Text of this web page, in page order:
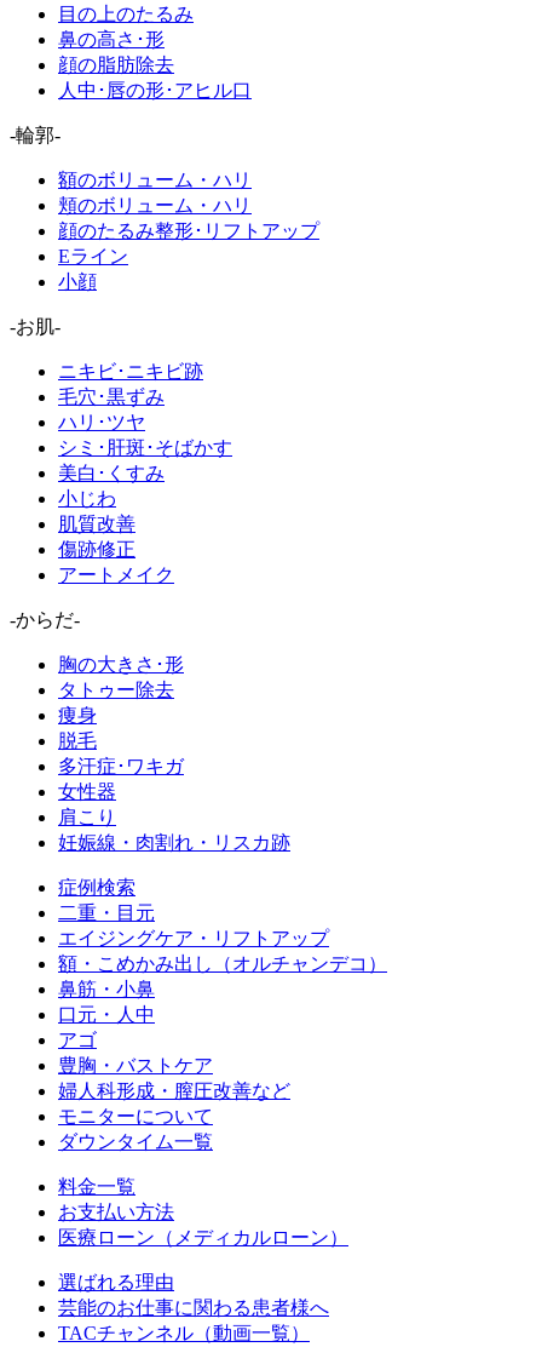
目の上のたるみ
鼻の高さ･形
顔の脂肪除去
人中･唇の形･アヒル口
-輪郭-
額のボリューム・ハリ
頬のボリューム・ハリ
顔のたるみ整形･リフトアップ
Eライン
小顔
-お肌-
ニキビ･ニキビ跡
毛穴･黒ずみ
ハリ･ツヤ
シミ･肝斑･そばかす
美白･くすみ
小じわ
肌質改善
傷跡修正
アートメイク
-からだ-
胸の大きさ･形
タトゥー除去
痩身
脱毛
多汗症･ワキガ
女性器
肩こり
妊娠線・肉割れ・リスカ跡
症例検索
二重・目元
エイジングケア・リフトアップ
額・こめかみ出し（オルチャンデコ）
鼻筋・小鼻
口元・人中
アゴ
豊胸・バストケア
婦人科形成・膣圧改善など
モニターについて
ダウンタイム一覧
料金一覧
お支払い方法
医療ローン（メディカルローン）
選ばれる理由
芸能のお仕事に関わる患者様へ
TACチャンネル（動画一覧）